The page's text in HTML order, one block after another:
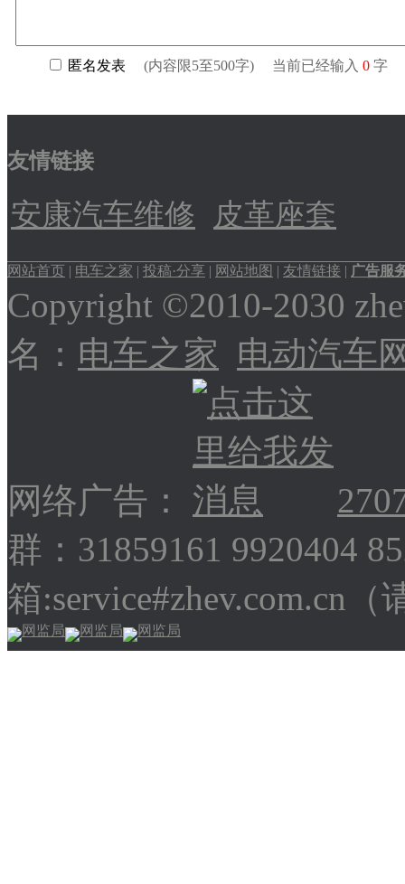
友情链接
安康汽车维修 皮革座套
网站首页 | 电车之家 | 投稿·分享 | 网站地图 | 友情链接 | 广告服
Copyright ©2010-2030
名： 电车之家 电动汽车
网络广告：
群：31859161 9920404
箱:service#zhev.com.cn